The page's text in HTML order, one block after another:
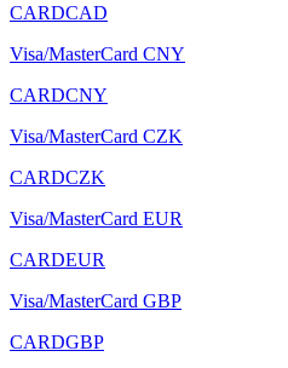
CARDCAD
Visa/MasterCard CNY
CARDCNY
Visa/MasterCard CZK
CARDCZK
Visa/MasterCard EUR
CARDEUR
Visa/MasterCard GBP
CARDGBP